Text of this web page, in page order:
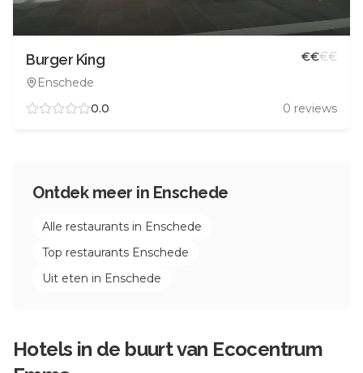
Burger King
Enschede
€€€€
0.0 0 reviews
Ontdek meer in Enschede
Alle restaurants in Enschede
Top restaurants Enschede
Uit eten in Enschede
Hotels in de buurt van Ecocentrum